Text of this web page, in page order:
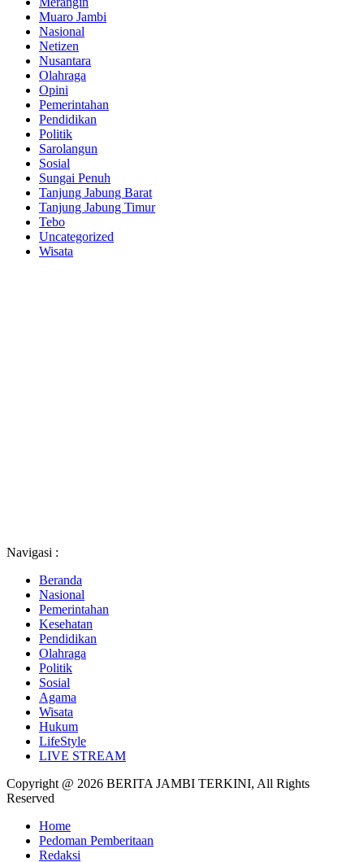
Muaro Jambi
Nasional
Netizen
Nusantara
Olahraga
Opini
Pemerintahan
Pendidikan
Politik
Sarolangun
Sosial
Sungai Penuh
Tanjung Jabung Barat
Tanjung Jabung Timur
Tebo
Uncategorized
Wisata
Navigasi :
Beranda
Nasional
Pemerintahan
Kesehatan
Pendidikan
Olahraga
Politik
Sosial
Agama
Wisata
Hukum
LifeStyle
LIVE STREAM
Copyright @ 2026 BERITA JAMBI TERKINI, All Rights
Reserved
Home
Pedoman Pemberitaan
Redaksi